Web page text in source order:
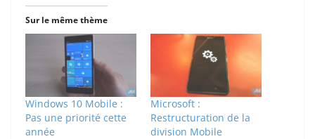
Sur le même thème
Windows 10 Mobile :
Pas une priorité cette
année
Microsoft :
Restructuration de la
division Mobile